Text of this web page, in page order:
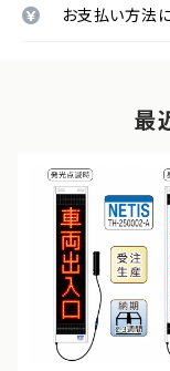
お支払い方法
最